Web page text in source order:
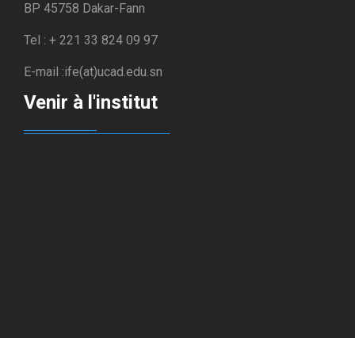
BP 45758 Dakar-Fann
Tel : + 221 33 824 09 97
E-mail :ife(at)ucad.edu.sn
Venir à l'institut